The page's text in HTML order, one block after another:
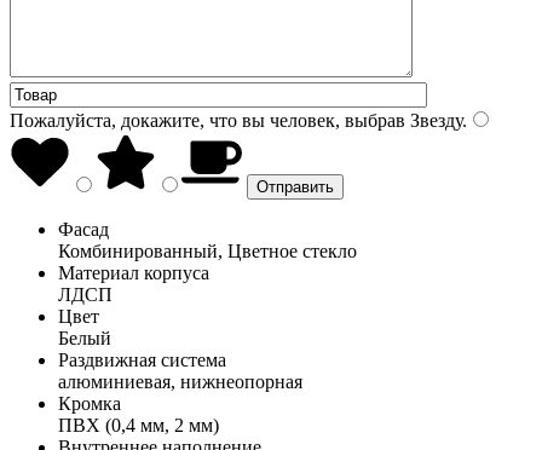
Пожалуйста, докажите, что вы человек, выбрав Звезду.
Фасад
Комбинированный, Цветное стекло
Материал корпуса
ЛДСП
Цвет
Белый
Раздвижная система
алюминиевая, нижнеопорная
Кромка
ПВХ (0,4 мм, 2 мм)